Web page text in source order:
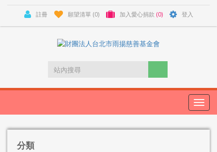
註冊 願望清單 (0) 加入愛心捐款 (0) 登入
分類